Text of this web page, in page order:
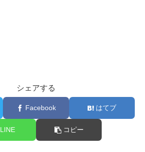
シェアする
Facebook はてブ
LINE コピー